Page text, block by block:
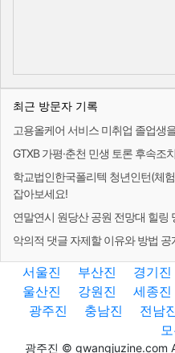
최근 방문자 기록
고용올케어 서비스 미취업 졸업생
GTXB 가평·춘천 민생 토론 후속조
학교법인한국폴리텍 청년인턴(체
잡아보세요!
연말연시 원당산 공원 전망대 힐링
악의적 댓글 자제할 이유와 방법 공
서울진 부산진 경기진
울산진
강원진 세종진
광주진
충남진 전남
광주진 © gwangjuzine.com